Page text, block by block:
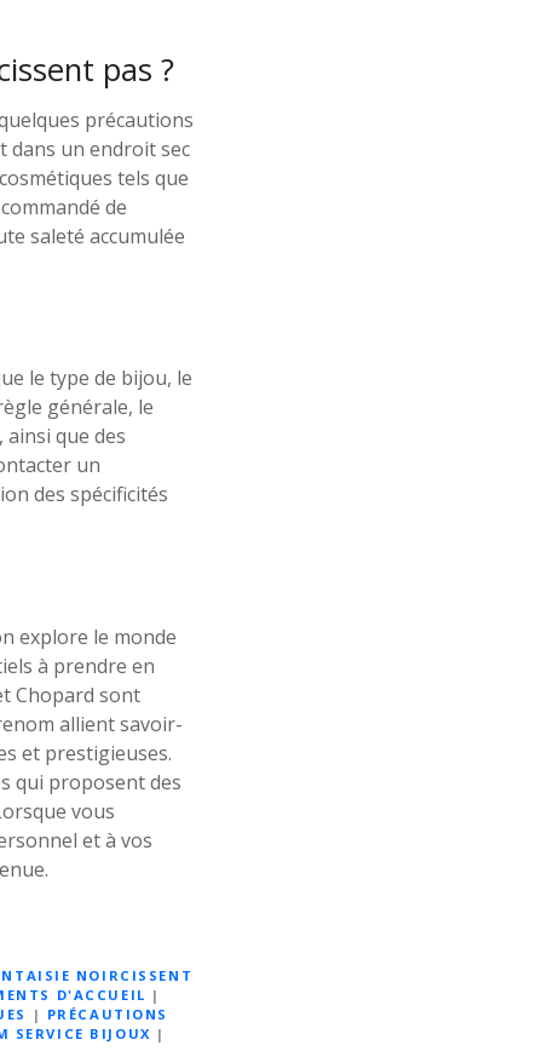
pas ?
précautions
dans un endroit sec
tels que
de
saleté accumulée
le type de bijou, le
générale, le
que des
un
des spécificités
explore le monde
à prendre en
Chopard sont
allient savoir-
et prestigieuses.
qui proposent des
vous
et à vos
NOIRCISSENT
D'ACCUEIL |
| PRÉCAUTIONS
SERVICE BIJOUX |